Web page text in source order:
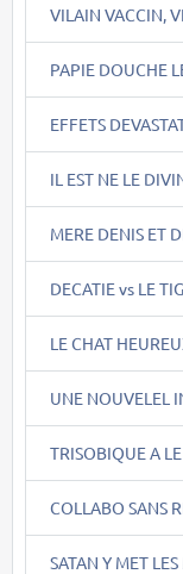
VILAIN VACCIN,
PAPIE DOUCHE
EFFETS
IL EST NE LE
MERE DENIS ET
DECATIE vs LE
LE CHAT
UNE NOUVELEL
TRISOBIQUE A
COLLABO SANS
SATAN Y MET